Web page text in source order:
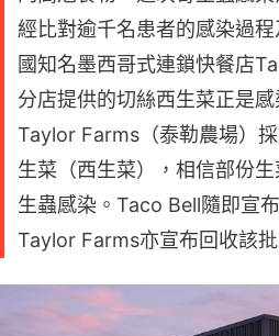
經比對逾千名患者的感染過
國知名墨西哥式連鎖快餐店
分店提供的切絲西生菜正是
Taylor Farms（泰勒農場）
生菜（西生菜），相信部份
生蟲感染。Taco Bell隨即宣
Taylor Farms亦宣布回收該批